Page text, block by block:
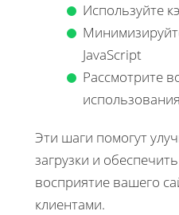
Используйте
JavaScript
Рассмотрите
Эти шаги помогут
загрузки и
восприятие вашего
клиентами.